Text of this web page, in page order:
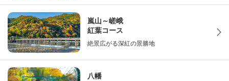
嵐山～嵯峨
紅葉コース
絶景広がる深紅の景勝地
八幡